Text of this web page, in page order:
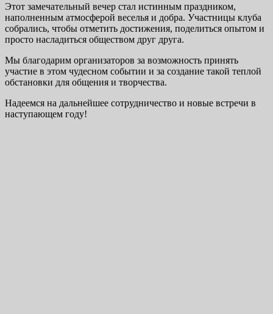
Этот замечательный вечер стал истинным праздником,
наполненным атмосферой веселья и добра. Участницы клуба
собрались, чтобы отметить достижения, поделиться опытом и
просто насладиться обществом друг друга.
Мы благодарим организаторов за возможность принять
участие в этом чудесном событии и за создание такой теплой
обстановки для общения и творчества.
Надеемся на дальнейшее сотрудничество и новые встречи в
наступающем году!